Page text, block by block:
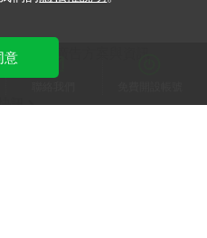
最新的廣告方案與資訊
訊
意